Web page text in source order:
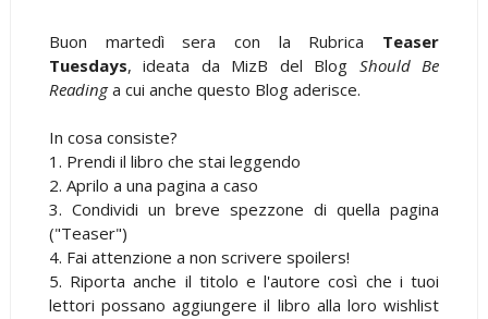
Buon martedì sera con la Rubrica Teaser
Tuesdays, ideata da MizB del Blog Should Be
Readinga cui anche questo Blog aderisce.
In cosa consiste?
1. Prendi il libro che stai leggendo
2. Aprilo a una pagina a caso
3. Condividi un breve spezzone di quella pagina
("Teaser")
4. Fai attenzione a non scrivere spoilers!
5. Riporta anche il titolo e l'autore così che i tuoi
lettori possano aggiungere il libro alla loro wishlist